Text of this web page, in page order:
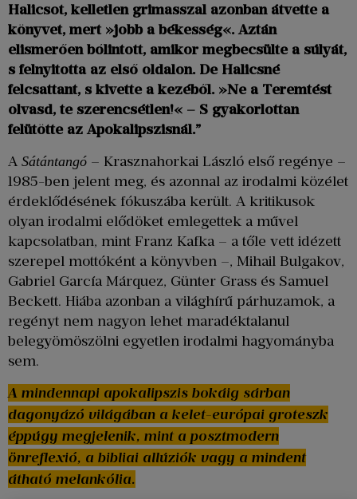
Halicsot, kelletlen grimasszal azonban átvette a
könyvet, mert »jobb a békesség«. Aztán
elismerően bólintott, amikor megbecsülte a súlyát,
s felnyitotta az első oldalon. De Halicsné
felcsattant, s kivette a kezéből. »Ne a Teremtést
olvasd, te szerencsétlen!« – S gyakorlottan
felütötte az Apokalipszisnál.”
A Sátántangó – Krasznahorkai László első regénye –
1985-ben jelent meg, és azonnal az irodalmi közélet
érdeklődésének fókuszába került. A kritikusok
olyan irodalmi elődöket emlegettek a művel
kapcsolatban, mint Franz Kafka – a tőle vett idézett
szerepel mottóként a könyvben –, Mihail Bulgakov,
Gabriel García Márquez, Günter Grass és Samuel
Beckett. Hiába azonban a világhírű párhuzamok, a
regényt nem nagyon lehet maradéktalanul
belegyömöszölni egyetlen irodalmi hagyományba
sem.
A mindennapi apokalipszis bokáig sárban
dagonyázó világában a kelet-európai groteszk
éppúgy megjelenik, mint a posztmodern
önreflexió, a bibliai allúziók vagy a mindent
átható melankólia.